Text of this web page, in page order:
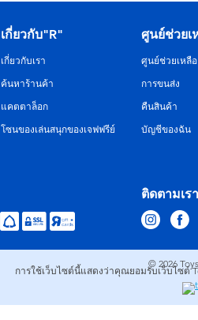
ติดตามเรา
เกี่ยวกับ"R"
เกี่ยวกับเรา
ค้นหาร้านค้า
แคตตาล็อก
โซนของเล่นสนุกของเจฟฟรีย์
ศูนย์ช่วยเ
ศูนย์ช่วยเหลือ
การขนส่ง
คืนสินค้า
บัญชีของฉัน
© 2026
การใช้เว็บไซต์นี้แสดงว่าคุณยอมรับเว็บไซต์